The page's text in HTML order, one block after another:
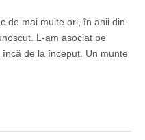
de mai multe ori, în anii din
L-am asociat pe
de la început. Un munte